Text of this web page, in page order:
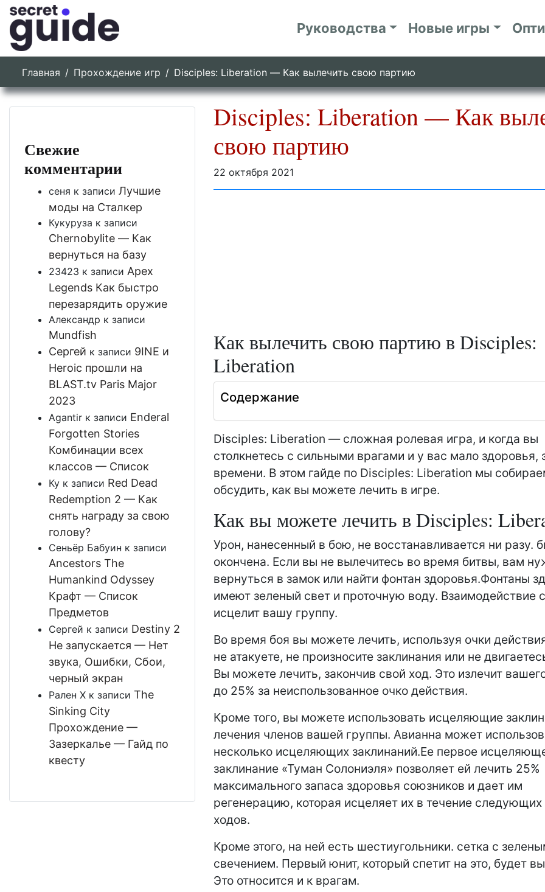
Руководства Новые игры
Главная Прохождение игр Disciples: Liberation — Как вылечить свою партию
Disciples: Liberation — Как
свою партию
22 октября 2021
Как вылечить свою партию в Disciples:
Liberation
Содержание
Disciples: Liberation — сложная ролевая игра, и когда вы
столкнетесь с сильными врагами и у вас мало здоровья,
времени. В этом гайде по Disciples: Liberation мы
обсудить, как вы можете лечить в игре.
Как вы можете лечить в Disciples:
Урон, нанесенный в бою, не восстанавливается ни разу.
окончена. Если вы не вылечитесь во время битвы, вам
вернуться в замок или найти фонтан здоровья.Фонтаны
имеют зеленый свет и проточную воду. Взаимодействие
исцелит вашу группу.
Во время боя вы можете лечить, используя очки
не атакуете, не произносите заклинания или не
Вы можете лечить, закончив свой ход. Это излечит
до 25% за неиспользованное очко действия.
Кроме того, вы можете использовать исцеляющие
лечения членов вашей группы. Авианна может
несколько исцеляющих заклинаний.Ее первое
заклинание «Туман Солониэля» позволяет ей лечить 25%
максимального запаса здоровья союзников и дает им
регенерацию, которая исцеляет их в течение следующих
ходов.
Кроме этого, на ней есть шестиугольники. сетка с
свечением. Первый юнит, который спетит на это, будет
Это относится и к врагам.
Свежие
комментарии
сеня к записи Лучшие
моды на Сталкер
Кукуруза к записи
Chernobylite — Как
вернуться на базу
23423 к записи Apex
Legends Как быстро
перезарядить оружие
Александр к записи
Mundfish
Сергей к записи 9INE и
Heroic прошли на
BLAST.tv Paris Major
2023
Agantir к записи Enderal
Forgotten Stories
Комбинации всех
классов — Список
Ку к записи Red Dead
Redemption 2 — Как
снять награду за свою
голову?
Сеньёр Бабуин к записи
Ancestors The
Humankind Odyssey
Крафт — Список
Предметов
Сергей к записи Destiny 2
Не запускается — Нет
звука, Ошибки, Сбои,
черный экран
Рален Х к записи The
Sinking City
Прохождение —
Зазеркалье — Гайд по
квесту